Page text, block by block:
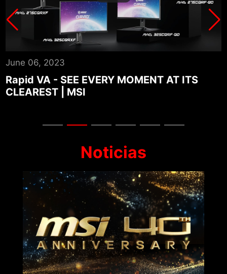
June 06, 2023
Rapid VA - SEE EVERY MOMENT AT ITS
CLEAREST | MSI
Noticias